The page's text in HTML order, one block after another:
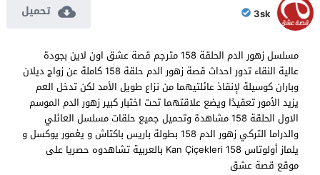
3sk تحميل
مسلسل زهور الدم الحلقة 158 مترجم قصة عشق اون لاين بجودة
عالية النقاء تدور احداث قصة زهور الدم حلقة 158 كاملة عن زواج ديلان
وباران كوسيلة لإنقاذ عائلتيهما من نزاع طويل الأمد لكن تدخل العم
يزيد الأمور تعقيدًا ويضع علاقتهما تحت اختبار كبير زهور الدم الموسم
الاول الحلقة 158 مشاهدة وتحميل جميع حلقات مسلسل العائلي
والدراما التركي زهور الدم 158 بطولة باريس باكتاش و يغمور يوكسل و
يلماز أولوتاس Kan Çiçekleri 158 بالعربية تشاهدوه حصريا على
موقع قصة عشق